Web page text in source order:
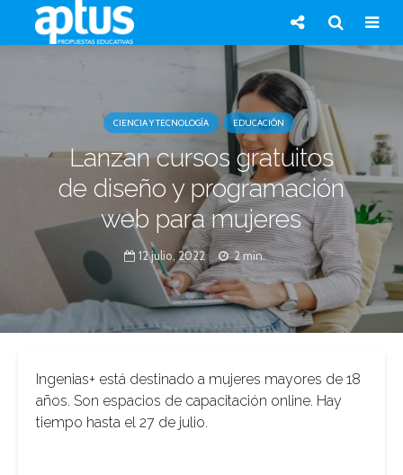
CIENCIA Y TECNOLOGÍA EDUCACIÓN
Lanzan cursos gratuitos
de diseño y programación
web para mujeres
12 julio, 2022 2 min.
Ingenias+ está destinado a mujeres mayores de 18
años. Son espacios de capacitación online. Hay
tiempo hasta el 27 de julio.